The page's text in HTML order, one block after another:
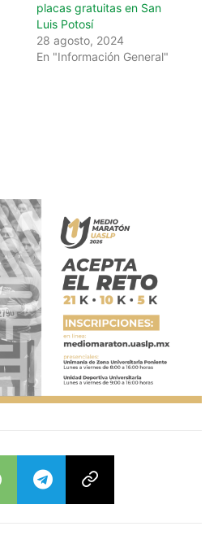
placas gratuitas en San
Luis Potosí
28 agosto, 2024
En "Información General"